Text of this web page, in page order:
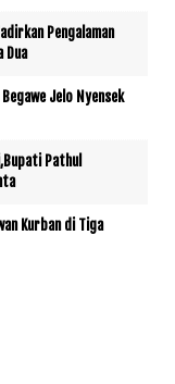
Pengalaman
Dua
Jelo Nyensek
Pathul
Kurban di Tiga